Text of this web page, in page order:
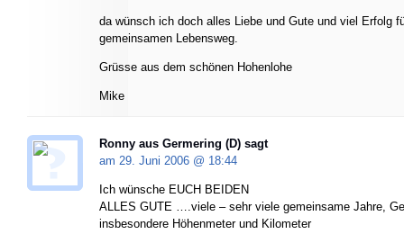
da wünsch ich doch alles Liebe und Gute und viel Erfolg
gemeinsamen Lebensweg.
Grüsse aus dem schönen Hohenlohe
Mike
Ronny aus Germering (D) sagt
am 29. Juni 2006 @ 18:44
Ich wünsche EUCH BEIDEN
ALLES GUTE ….viele – sehr viele gemeinsame Jahre,
insbesondere Höhenmeter und Kilometer